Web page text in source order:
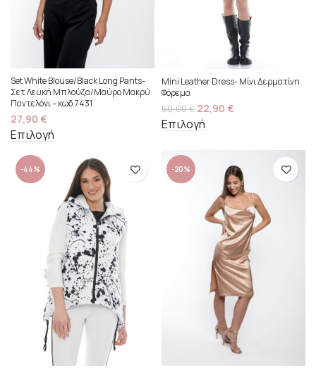
Set White Blouse/Black Long Pants-
Σετ Λευκή Μπλούζα/Μαύρο Μακρύ
Παντελόνι – κωδ.7431
27,90 €
Επιλογή
Mini Leather Dress- Μίνι Δερματίνη
Φόρεμα
50,00€ 22,90 €
Επιλογή
-44% -20%